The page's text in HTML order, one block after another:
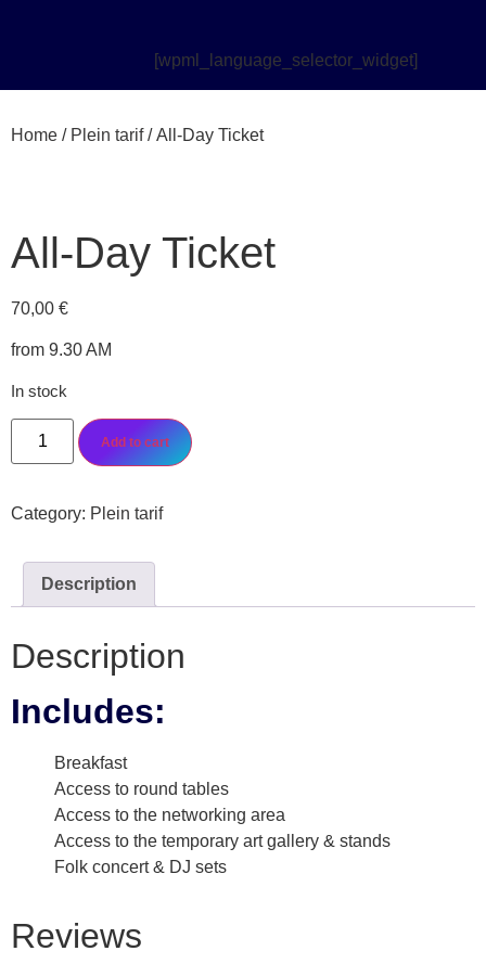
[wpml_language_selector_widget]
Home / Plein tarif/ All-Day Ticket
All-Day Ticket
70,00 €
from 9.30 AM
In stock
Add to cart
Category: Plein tarif
Description
Description
Includes:
Breakfast
Access to round tables
Access to the networking area
Access to the temporary art gallery & stands
Folk concert & DJ sets
Reviews